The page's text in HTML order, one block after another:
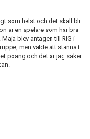
som helst och det skall bli
är en spelare som har bra
blev antagen till RIG i
men valde att stanna i
poäng och det är jag säker